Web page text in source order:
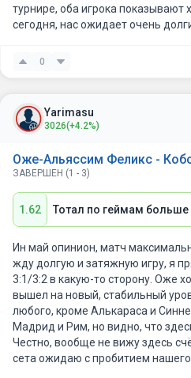
турнире, оба игрока показывают
сегодня, нас ожидает очень
0
Yarimasu
3026(+4.2%)
Оже-Альяссим Феликс -
ЗАВЕРШЕН (1 - 3)
1.62 Тотал по геймам больше
Ин май опинион, матч
жду долгую и затяжную игру, я
3:1/3:2 в какую-то сторону. Оже
вышел на новый, стабильный
любого, кроме Алькараса и
Мадрид и Рим, но видно, что
Честно, вообще не вижу здесь
сета ожидаю с пробитием нашего